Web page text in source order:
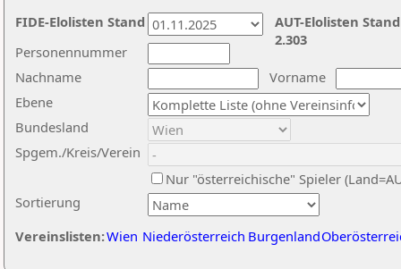
Nachname
Vorname
Ebene
Sortierung
Personennummer
Bundesland
Spgem./Kreis/Verein
Nur "österreichische" Spieler
Vereinslisten:Wien Niederösterreich Burgenland
AUT-Elolisten
2.303
FIDE-Elolisten Stand